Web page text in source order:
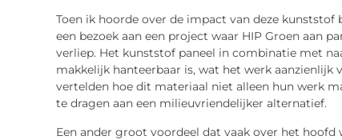
Toen ik hoorde over de impact van deze kunststof
een bezoek aan een project waar HIP Groen aan
verliep. Het kunststof paneel in combinatie met
makkelijk hanteerbaar is, wat het werk aanzienlijk
vertelden hoe dit materiaal niet alleen hun werk
te dragen aan een milieuvriendelijker alternatief.
Een ander groot voordeel dat vaak over het